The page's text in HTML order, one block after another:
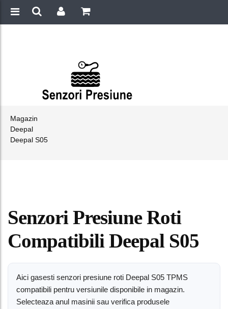
Magazin
Deepal
Deepal S05
Senzori Presiune Roti
Compatibili Deepal S05
Aici gasesti senzori presiune roti Deepal S05 TPMS
compatibili pentru versiunile disponibile in magazin.
Selecteaza anul masinii sau verifica produsele